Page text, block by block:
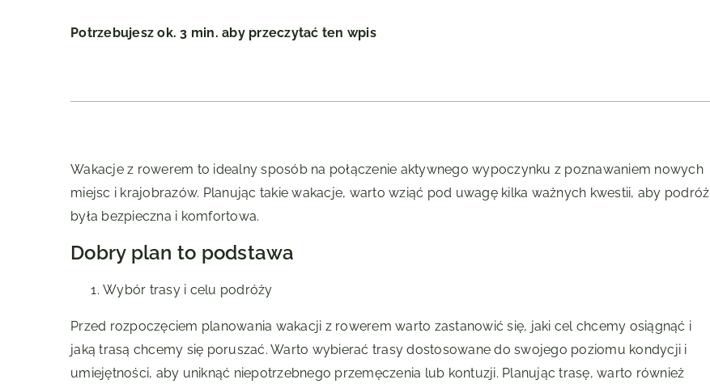
Potrzebujesz ok. 3 min. aby przeczytać ten wpis
Wakacje z rowerem to idealny sposób na połączenie aktywnego wypoczynku z poznawaniem nowych
miejsc i krajobrazów. Planując takie wakacje, warto wziąć pod uwagę kilka ważnych kwestii, aby podróż
była bezpieczna i komfortowa.
Dobry plan to podstawa
Wybór trasy i celu podróży
Przed rozpoczęciem planowania wakacji z rowerem warto zastanowić się, jaki cel chcemy osiągnąć i
jaką trasą chcemy się poruszać. Warto wybierać trasy dostosowane do swojego poziomu kondycji i
umiejętności, aby uniknąć niepotrzebnego przemęczenia lub kontuzji. Planując trasę, warto również